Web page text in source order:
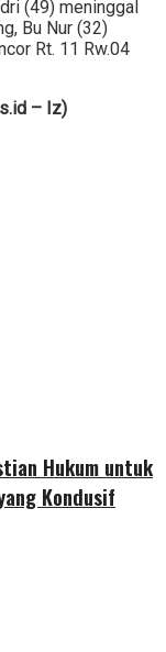
(49) meninggal
Bu Nur (32)
Rt. 11 Rw.04
– Iz)
Hukum untuk
Kondusif